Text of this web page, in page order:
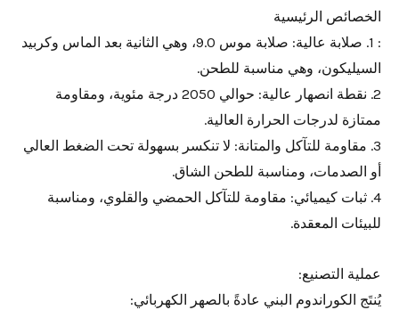
الخصائص الرئيسية
: 1. صلابة عالية: صلابة موس 9.0، وهي الثانية بعد الماس وكربيد
السيليكون، وهي مناسبة للطحن.
2. نقطة انصهار عالية: حوالي 2050 درجة مئوية، ومقاومة
ممتازة لدرجات الحرارة العالية.
3. مقاومة للتآكل والمتانة: لا تنكسر بسهولة تحت الضغط العالي
أو الصدمات، ومناسبة للطحن الشاق.
4. ثبات كيميائي: مقاومة للتآكل الحمضي والقلوي، ومناسبة
للبيئات المعقدة.
عملية التصنيع:
يُنتَج الكوراندوم البني عادةً بالصهر الكهربائي: